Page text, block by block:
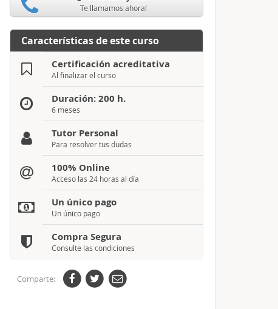
Te llamamos ahora!
Características de este curso
Certificación acreditativa
Al finalizar el curso
Duración: 200 h.
6 meses
Tutor Personal
Para resolver tus dudas
100% Online
Acceso las 24 horas al día
Un único pago
Un único pago
Compra Segura
Consulte las condiciones
Comparte: